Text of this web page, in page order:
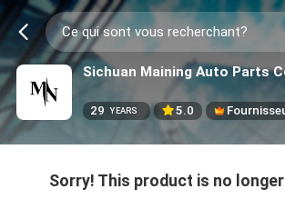
Sichuan Maining Auto Parts
29 YEARS 5.0
Sorry! This product is no